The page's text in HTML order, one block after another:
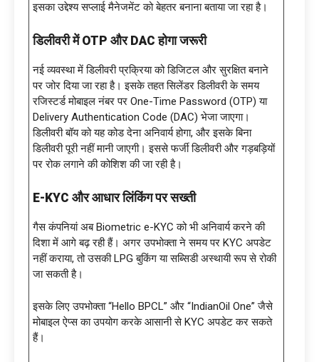
इसका उद्देश्य सप्लाई मैनेजमेंट को बेहतर बनाना बताया जा रहा है।
डिलीवरी मेंOTP और DAC होगा जरूरी
नई व्यवस्था में डिलीवरी प्रक्रिया को डिजिटल और सुरक्षित बनाने
पर जोर दिया जा रहा है। इसके तहत सिलेंडर डिलीवरी के समय
रजिस्टर्ड मोबाइल नंबर पर One-Time Password (OTP) या
Delivery Authentication Code (DAC) भेजा जाएगा।
डिलीवरी बॉय को यह कोड देना अनिवार्य होगा, और इसके बिना
डिलीवरी पूरी नहीं मानी जाएगी। इससे फर्जी डिलीवरी और गड़बड़ियों
पर रोक लगाने की कोशिश की जा रही है।
E-KYC और आधार लिंकिंग पर सख्ती
गैस कंपनियां अब Biometric e-KYC को भी अनिवार्य करने की
दिशा में आगे बढ़ रही हैं। अगर उपभोक्ता ने समय पर KYC अपडेट
नहीं कराया, तो उसकी LPG बुकिंग या सब्सिडी अस्थायी रूप से रोकी
जा सकती है।
इसके लिए उपभोक्ता “Hello BPCL” और “IndianOil One” जैसे
मोबाइल ऐप्स का उपयोग करके आसानी से KYC अपडेट कर सकते
हैं।